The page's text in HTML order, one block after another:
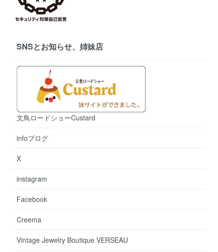
SNSとお知らせ、姉妹店
文鳥ロードショーCustard
infoブログ
X
instagram
Facebook
Creema
Vintage Jewelry Boutique VERSEAU